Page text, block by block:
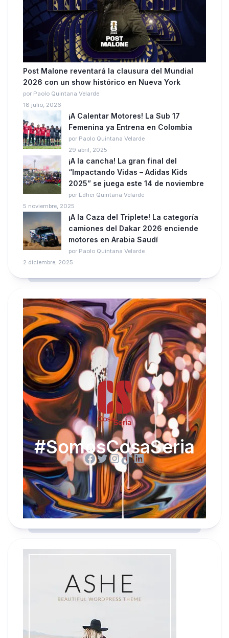
Post Malone reventará la clausura del Mundial
2026 con un show histórico en Nueva York
por Paolo Quintana Velarde
18 julio, 2026
¡A Calentar Motores! La Sub 17
Femenina ya Entrena en Colombia
por Paolo Quintana Velarde
29 abril, 2025
¡A la cancha! La gran final del
“Impactando Vidas – Adidas Kids
2025” se juega este 14 de noviembre
por Edher Quintana Velarde
5 noviembre, 2025
¡A la Caza del Triplete! La categoría
camiones del Dakar 2026 enciende
motores en Arabia Saudí
por Paolo Quintana Velarde
2 diciembre, 2025
#SomosCosaSeria
Facebook
Twitter
Instagram
TikTok
LinkedIn